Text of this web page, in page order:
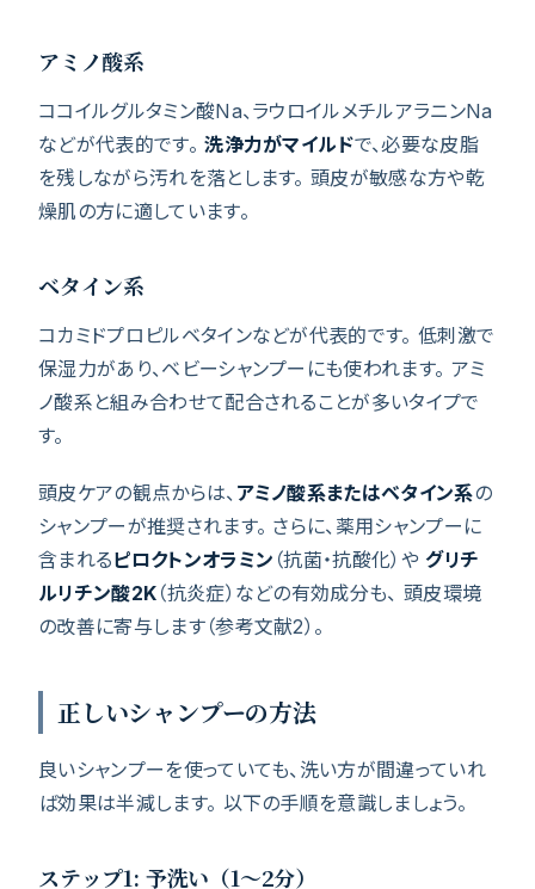
アミノ酸系
ココイルグルタミン酸Na、ラウロイルメチルアラニンNa
などが代表的です。洗浄力がマイルドで、必要な皮脂
を残しながら汚れを落とします。 頭皮が敏感な方や乾
燥肌の方に適しています。
ベタイン系
コカミドプロピルベタインなどが代表的です。 低刺激で
保湿力があり、ベビーシャンプーにも使われます。 アミ
ノ酸系と組み合わせて配合されることが多いタイプで
す。
頭皮ケアの観点からは、 アミノ酸系またはベタイン系の
シャンプーが推奨されます。 さらに、薬用シャンプーに
含まれるピロクトンオラミン （抗菌・抗酸化）やグリチ
ルリチン酸2K （抗炎症）などの有効成分も、 頭皮環境
の改善に寄与します（参考文献2）。
正しいシャンプーの方法
良いシャンプーを使っていても、洗い方が間違っていれ
ば効果は半減します。 以下の手順を意識しましょう。
ステップ1: 予洗い（1〜2分）